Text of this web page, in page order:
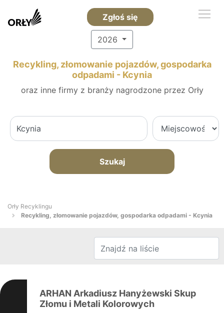
Zgłoś się
2026
Recykling, złomowanie pojazdów, gospodarka
odpadami - Kcynia
oraz inne firmy z branży nagrodzone przez Orły
Szukaj
Orły Recyklingu
Recykling, złomowanie pojazdów, gospodarka odpadami - Kcynia
ARHAN Arkadiusz Hanyżewski Skup
Złomu i Metali Kolorowych